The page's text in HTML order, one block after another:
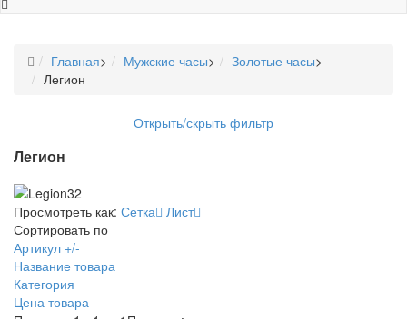
Главная> Мужские часы> Золотые часы>
Легион
Открыть/скрыть фильтр
Легион
Просмотреть как: Сетка
Лист
Сортировать по
Артикул +/-
Название товара
Категория
Цена товара